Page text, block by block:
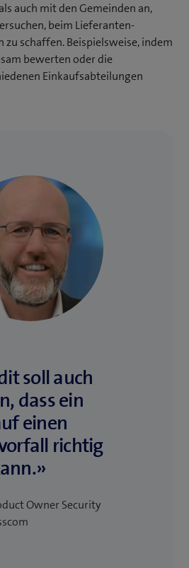
auch mit den Gemeinden an,
beim Lieferanten-
zu schaffen. Beispielsweise, indem
bewerten oder die
Einkaufsabteilungen
soll auch
dass ein
einen
richtig
Owner Security